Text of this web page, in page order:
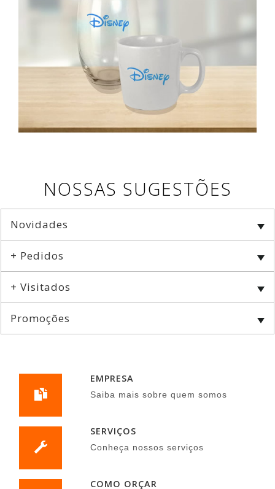
NOSSAS SUGESTÕES
Novidades
+ Pedidos
+ Visitados
Promoções
EMPRESA
Saiba mais sobre quem somos
SERVIÇOS
Conheça nossos serviços
COMO ORÇAR